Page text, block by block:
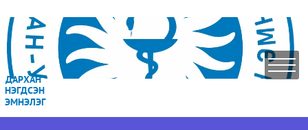
ДАРХАН
НЭГДСЭН
ЭМНЭЛЭГ